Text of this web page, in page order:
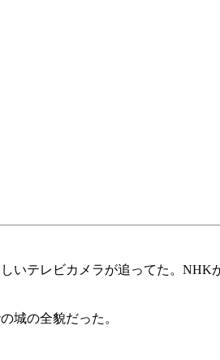
いテレビカメラが追ってた。NHK
城の全貌だった。